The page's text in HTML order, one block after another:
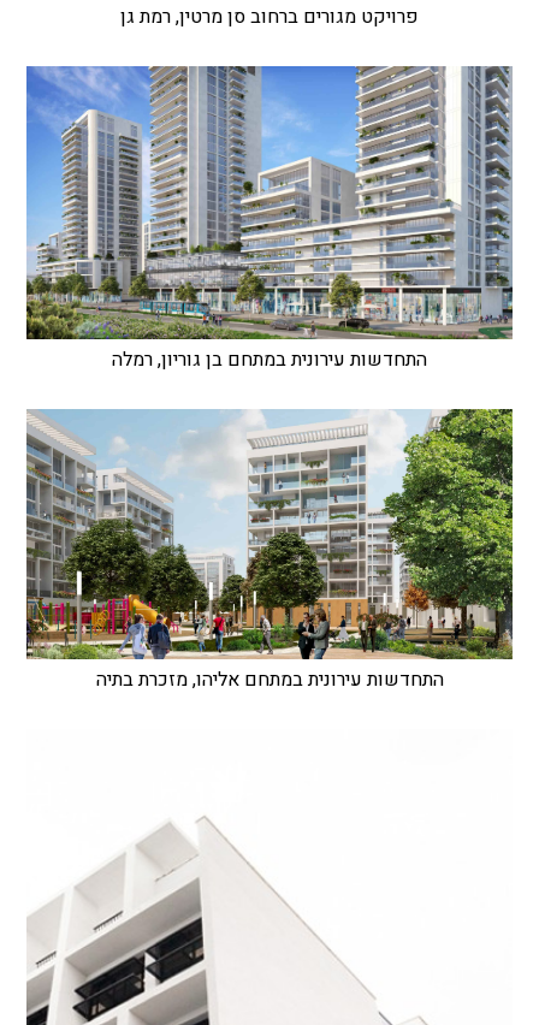
פרויקט מגורים ברחוב סן מרטין, רמת גן
התחדשות עירונית במתחם בן גוריון, רמלה
התחדשות עירונית במתחם אליהו, מזכרת בתיה